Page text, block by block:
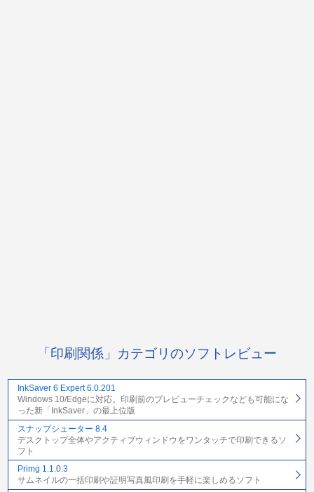
「印刷関係」カテゴリのソフトレビュー
InkSaver 6 Expert 6.0.201
Windows 10/Edgeに対応。印刷前のプレビューチェックなども可能にな
った新「InkSaver」の最上位版
スナップシューター 8.4
デスクトップ全体やアクティブウィンドウをワンタッチで印刷できるソ
フト
Primg 1.1.0.3
サムネイルの一括印刷や証明写真風印刷を手軽に楽しめるソフト